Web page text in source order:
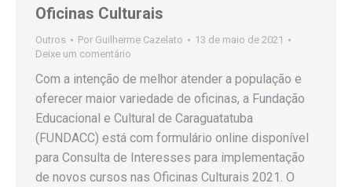
Oficinas Culturais
Outros Por Guilherme Cazelato
13 de maio de 2021
Deixe um comentário
Com a intenção de melhor atender a população e
oferecer maior variedade de oficinas, a Fundação
Educacional e Cultural de Caraguatatuba
(FUNDACC) está com formulário online disponível
para Consulta de Interesses para implementação
de novos cursos nas Oficinas Culturais 2021. O